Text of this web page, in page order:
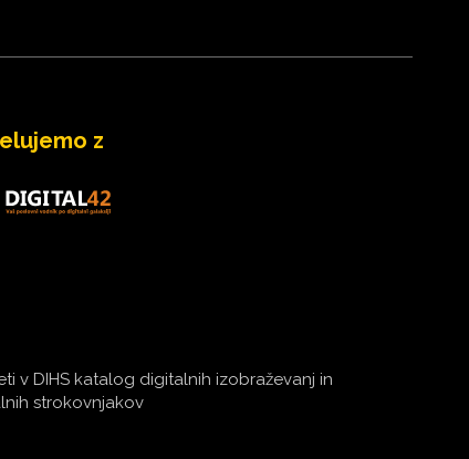
z
v DIHS katalog digitalnih izobraževanj in
strokovnjakov